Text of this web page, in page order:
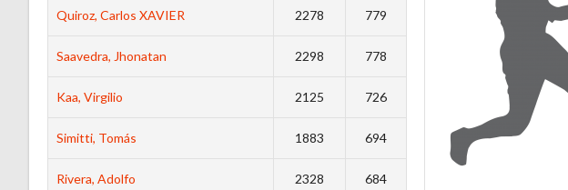
Quiroz, Carlos XAVIER 2278 779
Saavedra, Jhonatan 2298 778
Kaa, Virgilio 2125 726
Simitti, Tomás 1883 694
Rivera, Adolfo 2328 684